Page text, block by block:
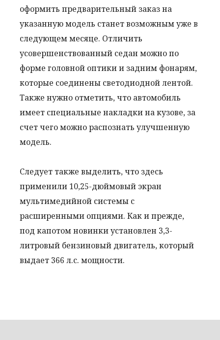
оформить предварительный заказ на
указанную модель станет возможным уже в
следующем месяце. Отличить
усовершенствованный седан можно по
форме головной оптики и задним фонарям,
которые соединены светодиодной лентой.
Также нужно отметить, что автомобиль
имеет специальные накладки на кузове, за
счет чего можно распознать улучшенную
модель.
Следует также выделить, что здесь
применили 10,25-дюймовый экран
мультимедийной системы с
расширенными опциями. Как и прежде,
под капотом новинки установлен 3,3-
литровый бензиновый двигатель, который
выдает 366 л.с. мощности.